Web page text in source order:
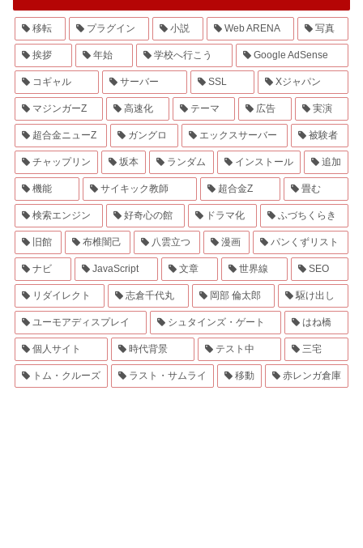
移転 プラグイン 小説 Web ARENA 写真
挨拶 年始 学校へ行こう Google AdSense
コギャル サーバー SSL Xジャパン
マジンガーZ 高速化 テーマ 広告 実演
超合金ニューZ ガングロ エックスサーバー 被験者
チャップリン 坂本 ランダム インストール 追加
機能 サイキック教師 超合金Z 畳む
検索エンジン 好奇心の館 ドラマ化 ふづちくらき
旧館 布椎闇己 八雲立つ 漫画 パンくずリスト
ナビ JavaScript 文章 世界線 SEO
リダイレクト 志倉千代丸 岡部 倫太郎 駆け出し
ユーモアディスプレイ シュタインズ・ゲート はね橋
個人サイト 時代背景 テスト中 三宅
トム・クルーズ ラスト・サムライ 移動 赤レンガ倉庫